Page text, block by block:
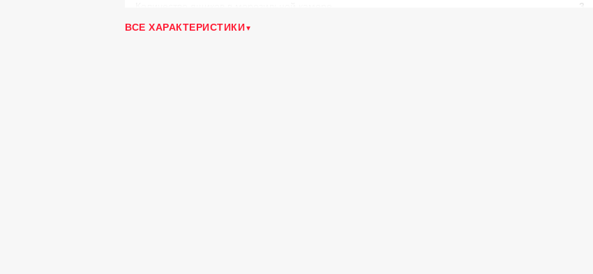
3
Мощность замораживания
ВСЕ ХАРАКТЕРИСТИКИ